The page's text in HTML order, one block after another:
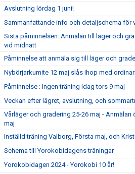
Avslutning lördag 1 juni!
Sammanfattande info och detaljschema för
Sista påminnelsen: Anmälan till läger och
vid midnatt
Påminnelse att anmäla sig till läger och
Nybörjarkumite 12 maj slås ihop med
Påminnelse : Ingen träning idag tors 9 maj
Veckan efter lägret, avslutning, och
Vårläger och gradering 25-26 maj - Anmälan
maj
Inställd träning Valborg, Första maj, och
Schema till Yorokobidagens träningar
Yorokobidagen 2024 - Yorokobi 10 år!